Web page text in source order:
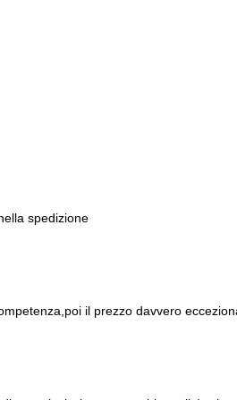
spedizione
il prezzo davvero